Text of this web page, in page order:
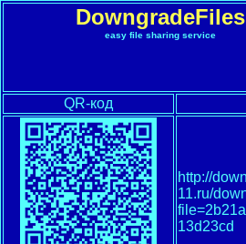
DowngradeFiles
easy file sharing service
QR-код
http://
11.ru/
13d23cd